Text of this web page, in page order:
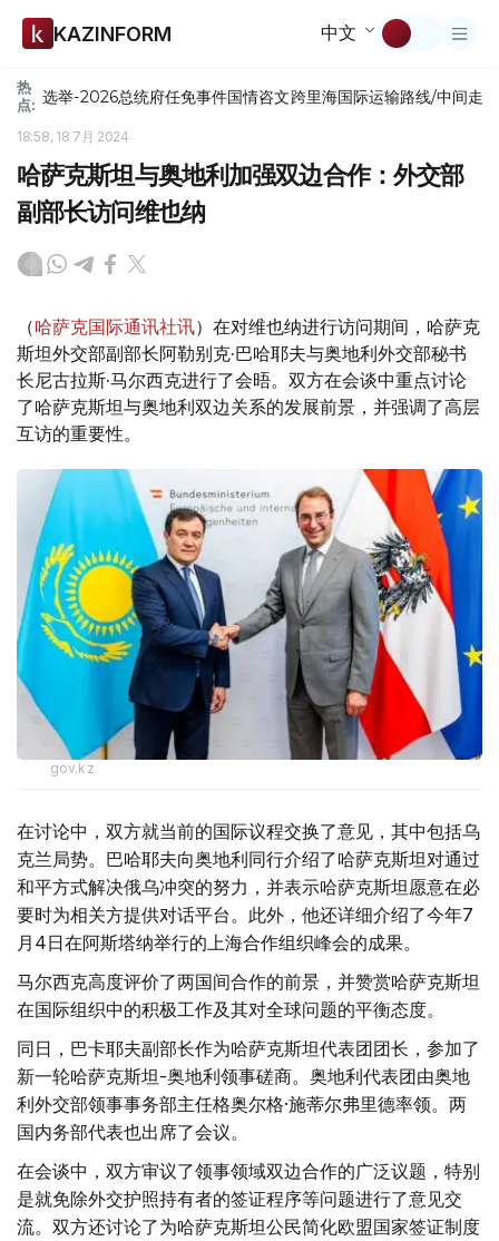
KAZINFORM 中文
热
点: 选举-2026总统府任免事件国情咨文跨里海国际运输路线/中间走廊
18:58, 18 7月 2024
哈萨克斯坦与奥地利加强双边合作：外交部
副部长访问维也纳
（哈萨克国际通讯社讯）在对维也纳进行访问期间，哈萨克
斯坦外交部副部长阿勒别克·巴哈耶夫与奥地利外交部秘书
长尼古拉斯·马尔西克进行了会晤。双方在会谈中重点讨论
了哈萨克斯坦与奥地利双边关系的发展前景，并强调了高层
互访的重要性。
gov.kz
在讨论中，双方就当前的国际议程交换了意见，其中包括乌
克兰局势。巴哈耶夫向奥地利同行介绍了哈萨克斯坦对通过
和平方式解决俄乌冲突的努力，并表示哈萨克斯坦愿意在必
要时为相关方提供对话平台。此外，他还详细介绍了今年7
月4日在阿斯塔纳举行的上海合作组织峰会的成果。
马尔西克高度评价了两国间合作的前景，并赞赏哈萨克斯坦
在国际组织中的积极工作及其对全球问题的平衡态度。
同日，巴卡耶夫副部长作为哈萨克斯坦代表团团长，参加了
新一轮哈萨克斯坦-奥地利领事磋商。奥地利代表团由奥地
利外交部领事事务部主任格奥尔格·施蒂尔弗里德率领。两
国内务部代表也出席了会议。
在会谈中，双方审议了领事领域双边合作的广泛议题，特别
是就免除外交护照持有者的签证程序等问题进行了意见交
流。双方还讨论了为哈萨克斯坦公民简化欧盟国家签证制度